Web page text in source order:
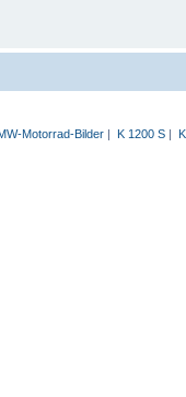
Motorrad-Bilder| K 1200 S|